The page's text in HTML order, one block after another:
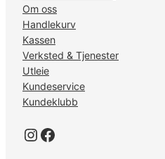
Om oss
Handlekurv
Kassen
Verksted & Tjenester
Utleie
Kundeservice
Kundeklubb
Instagram Facebook